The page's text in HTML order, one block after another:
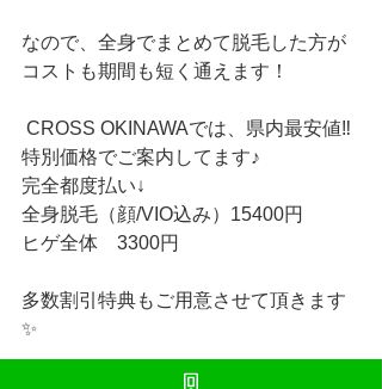
なので、全身でまとめて脱毛した方が
コストも期間も短く通えます！
特別価格でご案内してます♪
完全都度払い↓
全身脱毛（顔/VIO込み）15400円
ヒゲ全体　3300円
多数割引特典もご用意させて頂きます
✨